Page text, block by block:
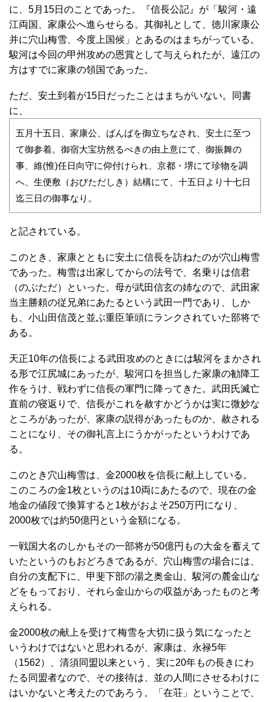
に、5月15日のことであった。『信長公記』が「駿河・遠
江両国、家康公へ進らせらる。其御礼として、徳川家康公
并に穴山梅雪、今度上国候」とあるのはまちがっている。
駿河は今回の甲州攻めの恩賞として与えられたが、遠江の
方はすでに家康の領国であった。
ただ、安土到着が15日だったことはまちがいない。同書
に、
五月十五日、家康公、ばんばを御立ちなされ、安土に至つ
て御参着。御宿大宝坊然るべきの由上意にて、御振舞の
事、維(惟)任日向守に仰付けられ、京都・堺にて珍物を調
へ、生便敷（おびただしき）結構にて、十五日より十七日
迄三日の御事なり。
と記されている。
このとき、家康とともに安土に信長を訪ねたのが穴山梅雪
であった。梅雪は出家してからの法号で、名乗りは信君
（のぶただ）といった。母が武田信玄の姉なので、武田家
当主勝頼の従兄弟にあたるという武田一門であり、しか
も、小山田信茂と並ぶ重臣筆頭にランクされていた部将で
ある。
天正10年の信長による武田攻めのときには駿河をまかされ
る形で江尻城にあったが、駿河口を担当した家康の勧降工
作をうけ、戦わずに信長の軍門に降ってきた。武田氏滅亡
直前の寝返りで、信長がこれを赦すかどうかは実に微妙な
ところがあったが、家康の説得があったものか、赦される
ことになり、その御礼言上にうかがったというわけであ
る。
このとき穴山梅雪は、金2000枚を信長に献上している。
このころの金1枚というのは10両にあたるので、現在の金
地金の値段で換算すると1枚がおよそ250万円になり、
2000枚では約50億円という金額になる。
一戦国大名のしかもその一部将が50億円もの大金を蓄えて
いたというのもおどろきであるが、穴山梅雪の場合には、
自分の支配下に、甲斐下部の湯之奥金山、駿河の麓金山な
どをもっており、それら金山からの収益があったものと考
えられる。
金2000枚の献上を受けて梅雪を大切に扱う気になったと
いうわけではないと思われるが、家康は、永禄5年
（1562）、清須同盟以来という、実に20年もの長きにわ
たる同盟者なので、その接待は、並の人間にさせるわけに
はいかないと考えたのであろう。「在荘」ということで、